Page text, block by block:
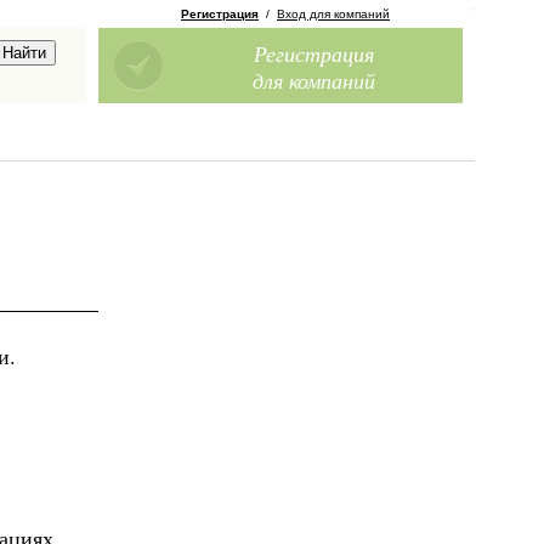
Регистрация / Вход для компаний
Регистрация
для компаний